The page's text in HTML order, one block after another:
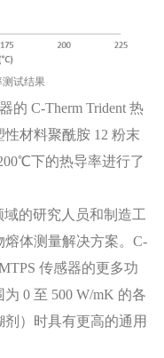
测试结果
的 C-Therm Trident 热
材料聚酰胺 12 粉末
下的热导率进行了
域的研究人员和制造工
体测量解决方案。C-
传感器的更多功
0 至 500 W/mK 的各
）时具有更高的通用